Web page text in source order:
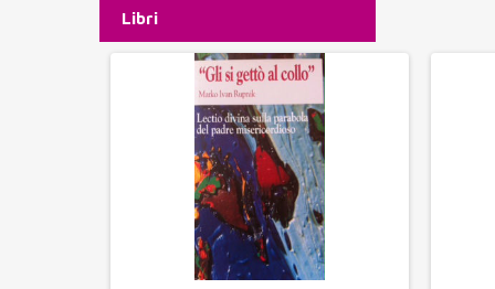
Libri